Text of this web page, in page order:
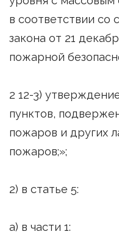
в соответствии со
закона от 21
пожарной
2 12-3)
пунктов,
пожаров и других
пожаров;»;
2) в статье 5:
а) в части 1: